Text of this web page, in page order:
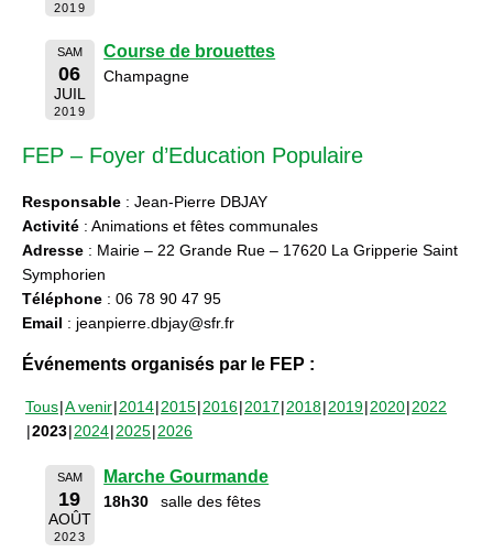
2019
SAM
06
JUIL
2019
Course de brouettes
Champagne
FEP – Foyer d’Education Populaire
Responsable : Jean-Pierre DBJAY
Activité : Animations et fêtes communales
Adresse : Mairie – 22 Grande Rue – 17620 La Gripperie Saint
Symphorien
Téléphone : 06 78 90 47 95
Email : jeanpierre.dbjay@sfr.fr
Événements organisés par le FEP :
Tous A venir 2014 2015 2016 2017 2018 2019 2020 2022
2023 2024 2025 2026
SAM
19
AOÛT
2023
Marche Gourmande
18h30 salle des fêtes